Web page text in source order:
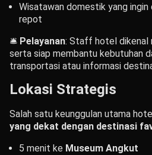
Wisatawan domestik yang
repot
🛎️ Pelayanan: Staff hotel dikenal
serta siap membantu kebutuhan
transportasi atau informasi
Lokasi Strategis
Salah satu keunggulan utama
yang dekat dengan destinasi
5 menit ke Museum Angkut